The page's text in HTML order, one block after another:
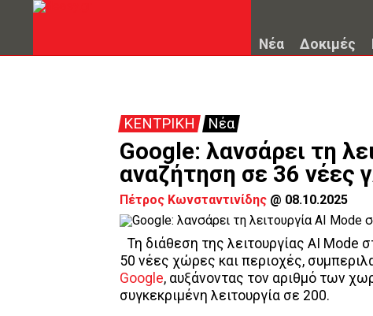
Νέα Δοκιμές
ΚΕΝΤΡΙΚΗ Νέα
Google: λανσάρει τη
αναζήτηση σε 36 νέες
Πέτρος Κωνσταντινίδης @ 08.10.2025
Τη διάθεση της λειτουργίας AI
50 νέες χώρες και περιοχές,
Google, αυξάνοντας τον αριθμό των
συγκεκριμένη λειτουργία σε 200.